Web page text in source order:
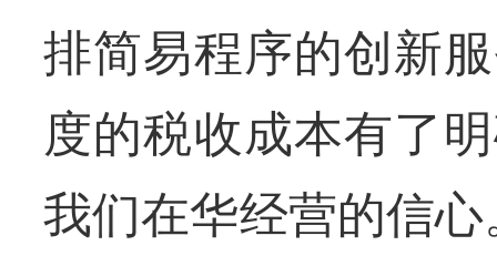
排简易程序的创新
度的税收成本有了
我们在华经营的信